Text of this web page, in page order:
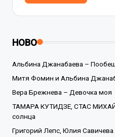
НОВО
Альбина Джанабаева –
Митя Фомин и Альбина
Вера Брежнева – Девочка моя
ТАМАРА КУТИДЗЕ, СТАС
солнца
Григорий Лепс, Юлия